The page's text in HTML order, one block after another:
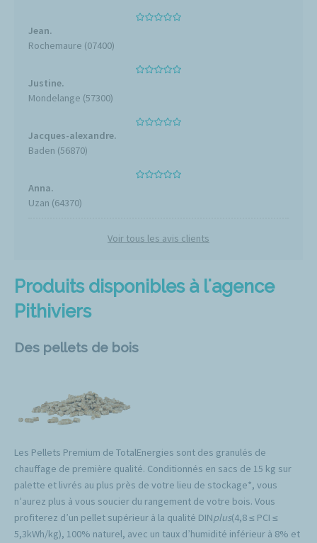
Produits disponibles à l'agence
Pithiviers
Des pellets de bois
Les Pellets Premium de TotalEnergies sont des granulés de
chauffage de première qualité. Conditionnés en sacs de 15 kg sur
palette et livrés au plus près de votre lieu de stockage*, vous
n’aurez plus à vous soucier du rangement de votre bois. Vous
profiterez d’un pellet supérieur à la qualité DINplus(4,8 ≤ PCI ≤
5,3kWh/kg), 100% naturel, avec un taux d’humidité inférieur à 8% et
Jean.
Rochemaure (07400)
Justine.
Mondelange (57300)
Jacques-alexandre.
Baden (56870)
Anna.
Uzan (64370)
Voir tous les avis clients